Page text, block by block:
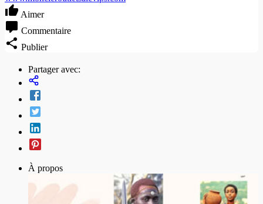
Aimer
Commentaire
Publier
Partager avec:
À propos